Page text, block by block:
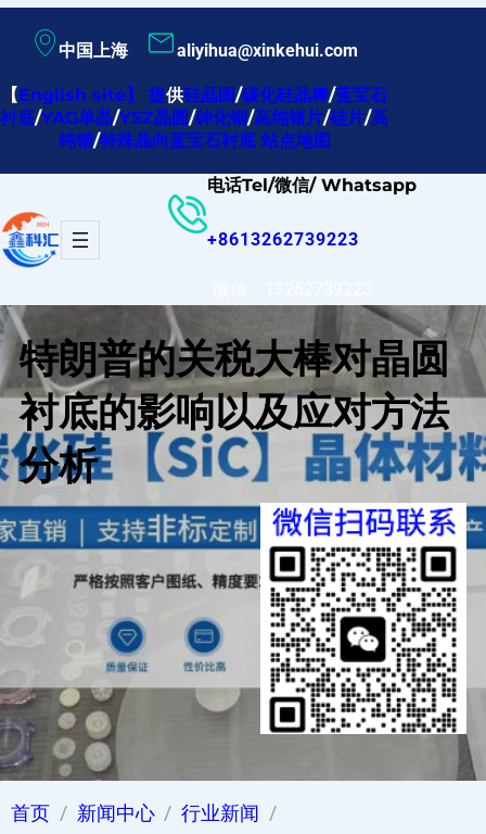
内
容
中国上海 aliyihua@xinkehui.com
【English site】提供硅晶圆/碳化硅晶棒/蓝宝石
衬底/YAG单晶/YSZ晶圆/砷化铟/高纯锗片/硅片/高
纯铟/特殊晶向蓝宝石衬底 站点地图
电话Tel/微信/ Whatsapp
+8613262739223
特朗普的关税大棒对晶圆
衬底的影响以及应对方法
分析
首页 新闻中心
行业新闻